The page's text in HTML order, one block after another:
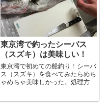
東京湾で釣ったシーバス
（スズキ）は美味しい！
東京湾で初めての船釣り！シーバ
ス（スズキ）を食べてみたらめち
ゃめちゃ美味しかった。処理方法